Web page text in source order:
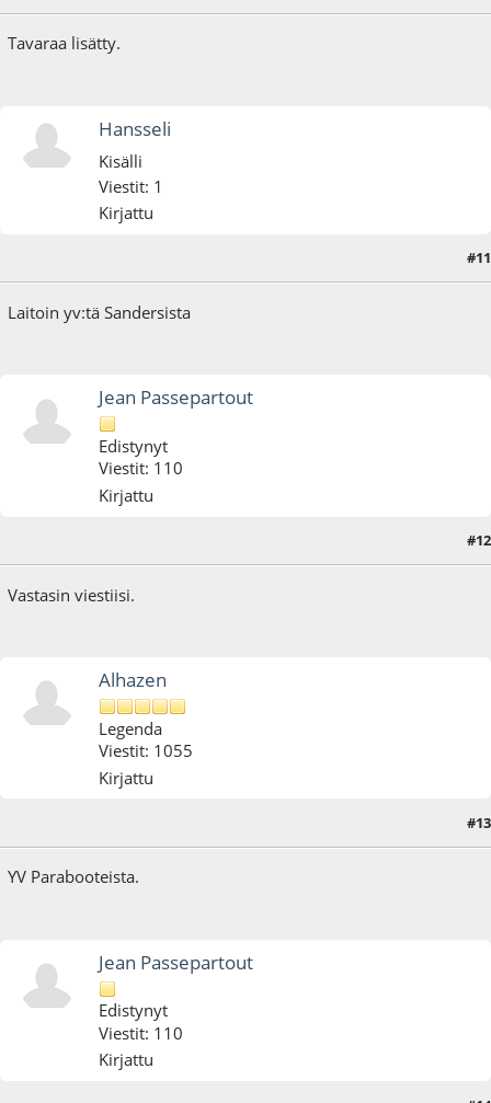
Tavaraa lisätty.
Hansseli
Kisälli
Viestit: 1
Kirjattu
#11
Laitoin yv:tä Sandersista
Jean Passepartout
Edistynyt
Viestit: 110
Kirjattu
#12
Vastasin viestiisi.
Alhazen
Legenda
Viestit: 1055
Kirjattu
#13
YV Parabooteista.
Jean Passepartout
Edistynyt
Viestit: 110
Kirjattu